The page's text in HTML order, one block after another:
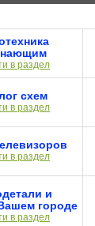
в раздел
схем
в раздел
в раздел
и
городе
в раздел